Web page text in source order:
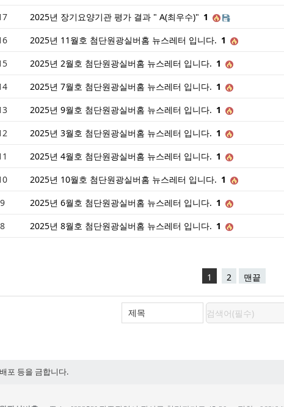
2025년 장기요양기관 평가 결과 " A(최우수)" 1
2025년 11월호 첨단원광실버홈 뉴스레터 입니다. 1
2025년 2월호 첨단원광실버홈 뉴스레터 입니다. 1
2025년 7월호 첨단원광실버홈 뉴스레터 입니다. 1
2025년 9월호 첨단원광실버홈 뉴스레터 입니다. 1
2025년 3월호 첨단원광실버홈 뉴스레터 입니다. 1
2025년 4월호 첨단원광실버홈 뉴스레터 입니다. 1
2025년 10월호 첨단원광실버홈 뉴스레터 입니다. 1
9
2025년 6월호 첨단원광실버홈 뉴스레터 입니다. 1
8
2025년 8월호 첨단원광실버홈 뉴스레터 입니다. 1
1 2 맨끝
포 등을 금합니다.